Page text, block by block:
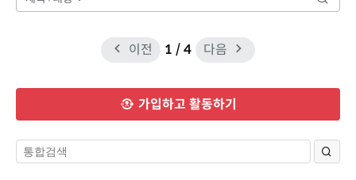
이전 1 / 4 다음
가입하고 활동하기